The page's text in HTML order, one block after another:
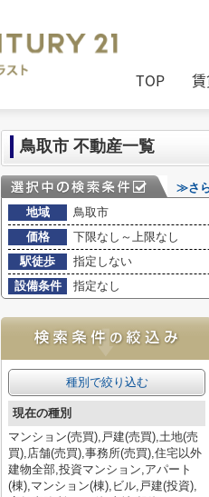
TOP
鳥取市 不動産一覧
≫さら
地域
鳥取市
価格
下限なし～上限なし
駅徒歩
指定しない
設備条件
指定なし
種別で絞り込む
現在の種別
マンション(売買),戸建(売買),土地(売
買),店舗(売買),事務所(売買),住宅以外
建物全部,投資マンション,アパート
(棟),マンション(棟),ビル,戸建(投資),